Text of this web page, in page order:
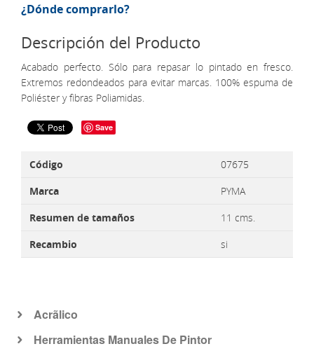
¿Dónde comprarlo?
Descripción del Producto
Acabado perfecto. Sólo para repasar lo pintado en fresco.
Extremos redondeados para evitar marcas. 100% espuma de
Poliéster y fibras Poliamidas.
Save
Código
07675
Marca
PYMA
Resumen de tamaños
11 cms.
Recambio
si
Acrã­lico
Herramientas Manuales De Pintor